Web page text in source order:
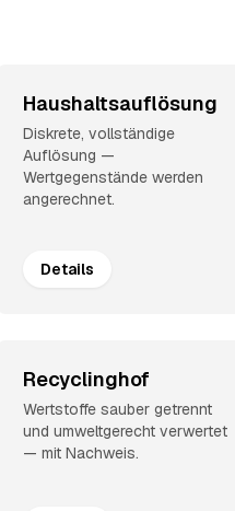
Haushaltsauflösung
Diskrete, vollständige
Auflösung —
Wertgegenstände werden
angerechnet.
Details
Recyclinghof
Wertstoffe sauber getrennt
und umweltgerecht verwertet
— mit Nachweis.